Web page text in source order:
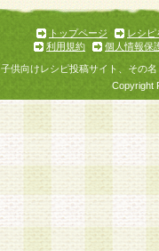
トップページ
レシピ
利用規約
個人情報保
子供向けレシピ投稿サイト、その
Copyright